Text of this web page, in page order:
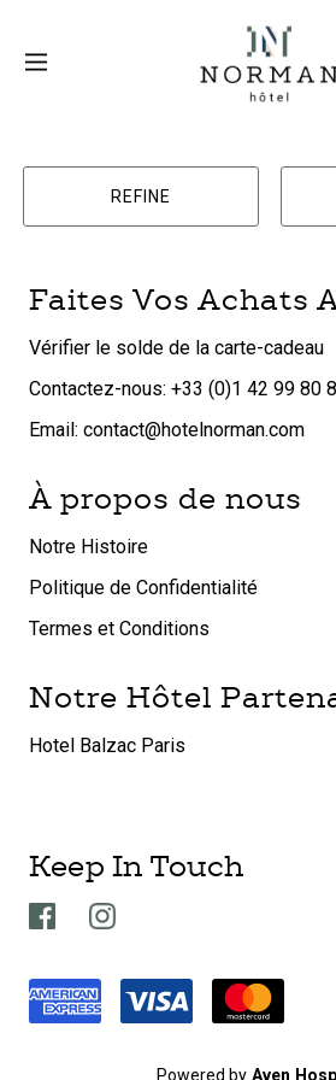
REFINE
Faites Vos Achats
Vérifier le solde de la carte-cadeau
Contactez-nous: +33 (0)1 42 99 80
Email: contact@hotelnorman.com
À propos de nous
Notre Histoire
Politique de Confidentialité
Termes et Conditions
Notre Hôtel
Hotel Balzac Paris
Keep In Touch
Powered by Aven